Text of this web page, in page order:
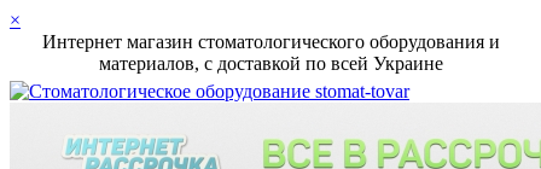
×
Интернет магазин стоматологического оборудования и
материалов, c доставкой по всей Украине